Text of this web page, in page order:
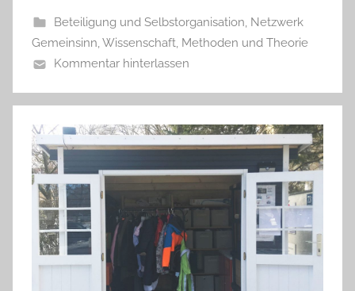
Beteiligung und Selbstorganisation, Netzwerk
Gemeinsinn,Wissenschaft, Methoden und Theorie
Kommentar hinterlassen